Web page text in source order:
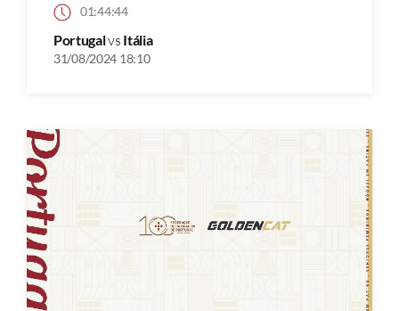
01:44:44
Portugalvs Itália
31/08/2024 18:10